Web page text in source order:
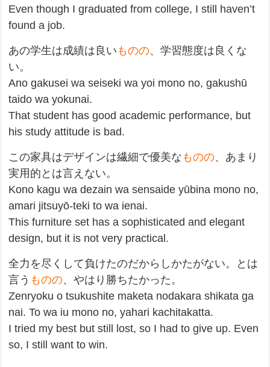
Even though I graduated from college, I still haven’t
found a job.
あの学生は成績は良い ものの、学習態度は良くな
い。
Ano gakusei wa seiseki wa yoi mono no, gakushū
taido wa yokunai.
That student has good academic performance, but
his study attitude is bad.
この家具はデザインは繊細で優美な ものの、あまり
実用的とは言えない。
Kono kagu wa dezain wa sensaide yūbina mono no,
amari jitsuyō-teki to wa ienai.
This furniture set has a sophisticated and elegant
design, but it is not very practical.
全力を尽くして負けたのだからしかたがない。とは
言う ものの、やはり勝ちたかった。
Zenryoku o tsukushite maketa nodakara shikata ga
nai. To wa iu mono no, yahari kachitakatta.
I tried my best but still lost, so I had to give up. Even
so, I still want to win.